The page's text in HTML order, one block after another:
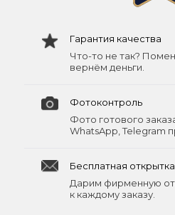
Гарантия качества
Что-то не так?
вернём деньги.
Фотоконтроль
Фото готового
WhatsApp, Telegram
Бесплатная открытка
Дарим фирменную
к каждому заказу.